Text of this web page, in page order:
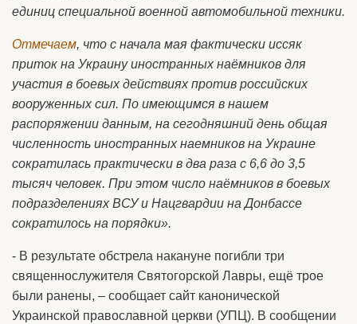
единиц специальной военной автомобильной техники.
Отмечаем, что с начала мая фактически иссяк
приток на Украину иностранных наёмников для
участия в боевых действиях против российских
вооруженных сил. По имеющимся в нашем
распоряжении данным, на сегодняшний день общая
численность иностранных наемников на Украине
сократилась практически в два раза с 6,6 до 3,5
тысяч человек. При этом число наёмников в боевых
подразделениях ВСУ и Нацгвардии на Донбассе
сократилось на порядки».
- В результате обстрела накануне погибли три
священнослужителя Святогорской Лавры, ещё трое
были ранены, – сообщает сайт канонической
Украинской православной церкви (УПЦ). В сообщении